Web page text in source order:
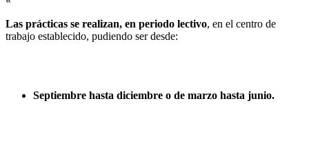
Las prácticas se realizan, en periodo lectivo, en el centro de
trabajo establecido, pudiendo ser desde:
Septiembre hasta diciembre o de marzo hasta junio.